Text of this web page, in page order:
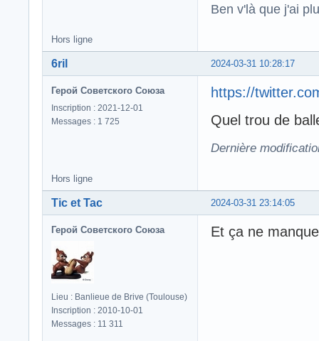
Ben v'là que j'ai
Hors ligne
2024-03-31 10:28:17
6ril
Герой Советского Союза
Inscription : 2021-12-01
Messages : 1 725
https://
Quel trou de
Dernière
Hors ligne
2024-03-31 23:14:05
Tic et Tac
Герой Советского Союза
Lieu : Banlieue de Brive (Toulouse)
Inscription : 2010-10-01
Messages : 11 311
Et ça ne